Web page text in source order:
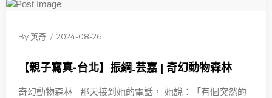
By英奇 2024-08-26
【親子寫真-台北】振綱.芸嘉 | 奇幻動物森林
奇幻動物森林 那天接到她的電話， 她說：「有個突然的